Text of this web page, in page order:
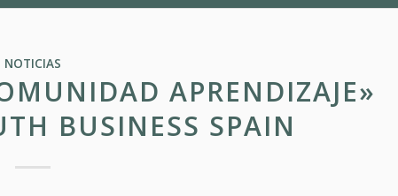
NOTICIAS
APRENDIZAJE»
BUSINESS SPAIN